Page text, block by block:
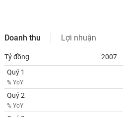
Doanh thu Lợi nhuận
Tỷ đồng
2007
Quý 1
% YoY
Quý 2
% YoY